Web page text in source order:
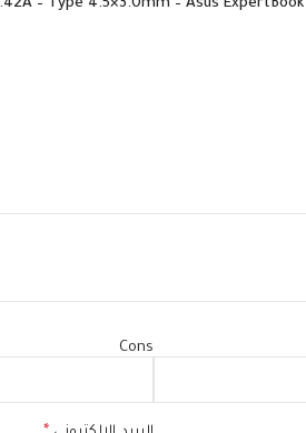
Cons